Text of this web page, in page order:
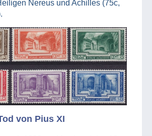
Nereus und Achilles (75c,
von Pius XI